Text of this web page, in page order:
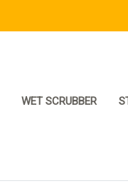
WET SCRUBBER